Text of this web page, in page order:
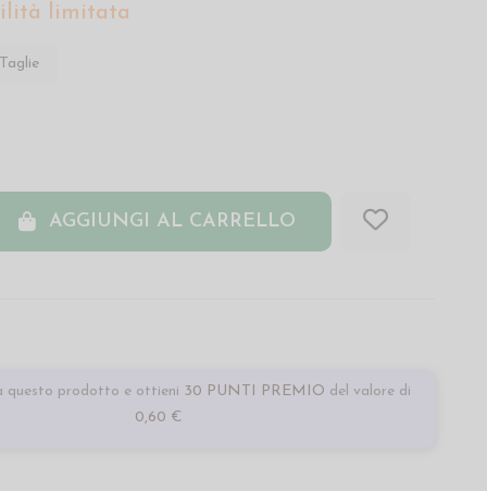
limitata
AGGIUNGI AL CARRELLO
questo prodotto e ottieni 30 PUNTI PREMIO del valore di
0,60 €